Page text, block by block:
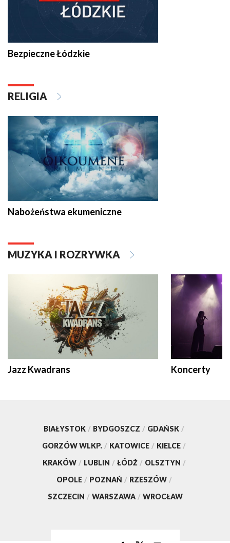
Bezpieczne Łódzkie
RELIGIA
Nabożeństwa ekumeniczne
MUZYKA I ROZRYWKA
Jazz Kwadrans Koncerty
BIAŁYSTOK / BYDGOSZCZ / GDAŃSK /
GORZÓW WLKP. / KATOWICE / KIELCE /
KRAKÓW / LUBLIN / ŁÓDŹ / OLSZTYN /
OPOLE / POZNAŃ / RZESZÓW /
SZCZECIN / WARSZAWA / WROCŁAW